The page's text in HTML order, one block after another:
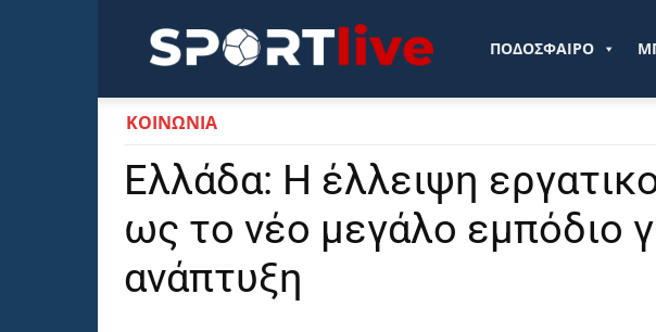
Sportlive.grΠΟΔΟΣΦΑΙΡΟ
ΚΟΙΝΩΝΙΑ
Ελλάδα: Η έλλειψη
ως το νέο μεγάλο εμπόδιο
ανάπτυξη